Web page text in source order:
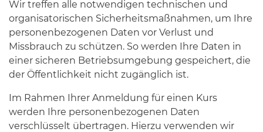
Wir treffen alle notwendigen technischen und
organisatorischen Sicherheitsmaßnahmen, um Ihre
personenbezogenen Daten vor Verlust und
Missbrauch zu schützen. So werden Ihre Daten in
einer sicheren Betriebsumgebung gespeichert, die
der Öffentlichkeit nicht zugänglich ist.
Im Rahmen Ihrer Anmeldung für einen Kurs
werden Ihre personenbezogenen Daten
verschlüsselt übertragen. Hierzu verwenden wir